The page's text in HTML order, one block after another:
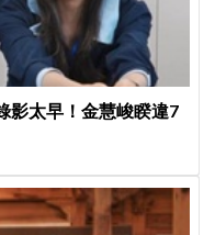
影太早！金慧峻睽違7